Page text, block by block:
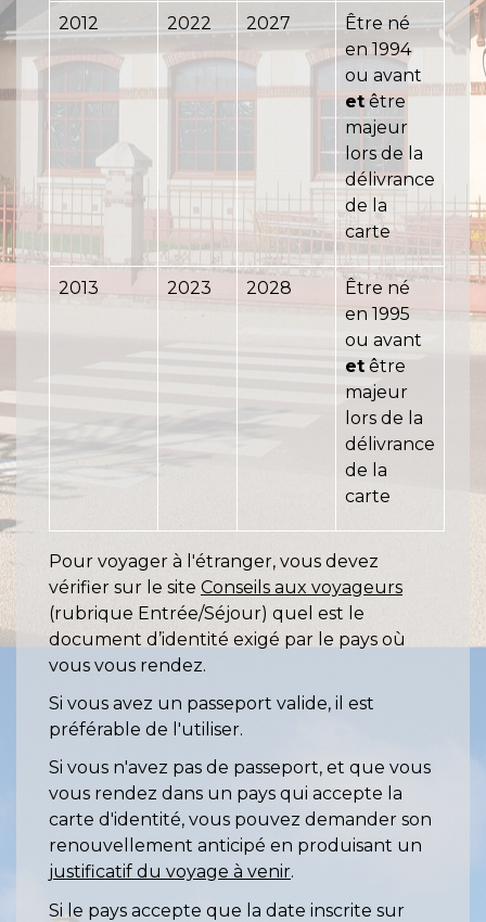
2012 2022 2027
Être né
en 1994
ou avant
etêtre
majeur
lors de la
délivrance
de la
carte
2013 2023 2028
Être né
en 1995
ou avant
et être
majeur
lors de la
délivrance
de la
carte
Pour voyager à l'étranger, vous devez
vérifier sur le site Conseils aux voyageurs
(rubrique Entrée/Séjour) quel est le
document d’identité exigé par le pays où
vous vous rendez.
Si vous avez un passeport valide, il est
préférable de l'utiliser.
Si vous n'avez pas de passeport, et que vous
vous rendez dans un pays qui accepte la
carte d'identité, vous pouvez demander son
renouvellement anticipé en produisant un
justificatif du voyage à venir.
Si le pays accepte que la date inscrite sur